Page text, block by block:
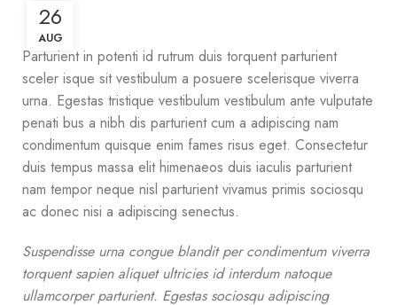
26
AUG
Parturient in potenti id rutrum duis torquent parturient
sceler isque sit vestibulum a posuere scelerisque viverra
urna. Egestas tristique vestibulum vestibulum ante vulputate
penati bus a nibh dis parturient cum a adipiscing nam
condimentum quisque enim fames risus eget. Consectetur
duis tempus massa elit himenaeos duis iaculis parturient
nam tempor neque nisl parturient vivamus primis sociosqu
ac donec nisi a adipiscing senectus.
Suspendisse urna congue blandit per condimentum viverra
torquent sapien aliquet ultricies id interdum natoque
ullamcorper parturient. Egestas sociosqu adipiscing